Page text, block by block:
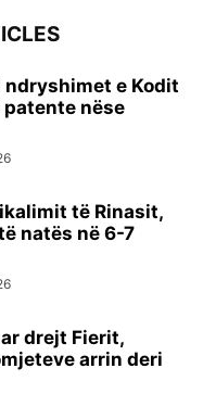
ndryshimet e Kodit
patente nëse
të Rinasit,
natës në 6-7
drejt Fierit,
arrin deri